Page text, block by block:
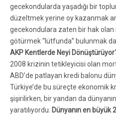
gecekondularda yaşadığı bir
düzeltmek yerine oy kazanmak
gecekondulara zaten bir hak
götürmek “lütfunda” bulunmak da
AKP Kentlerde Neyi
2008 krizinin tetikleyicisi olan
ABD’de patlayan kredi balonu
Türkiye’de bu süreçte ekonomik
şişirilirken, bir yandan da
yaratılıyordu. Dünyanın en büyük